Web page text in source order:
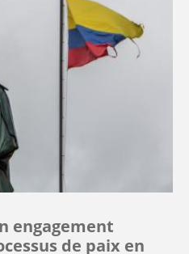
engagement
de paix en